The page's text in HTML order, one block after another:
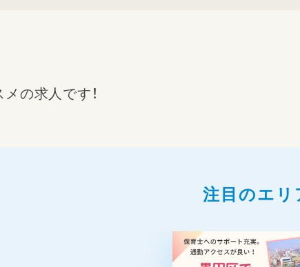
の求人です！
注目のエリ